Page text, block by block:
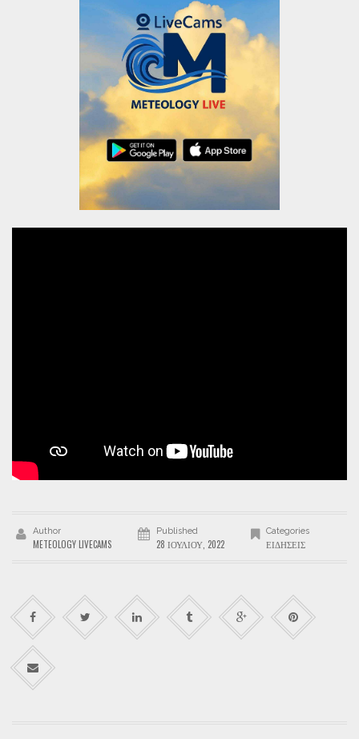
Author
METEOLOGY LIVECAMS
Published
28 ΙΟΥΛΊΟΥ, 2022
Categories
ΕΙΔΉΣΕΙΣ